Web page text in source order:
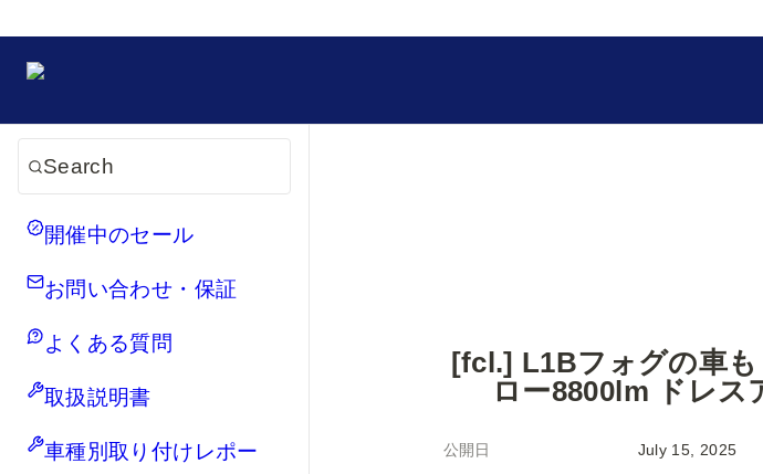
Search
開催中のセール
お問い合わせ・保証
よくある質問
取扱説明書
車種別取り付けレポー
[fcl.] L1Bフォグの車
ロー8800lm ドレ
公開日 July 15, 2025